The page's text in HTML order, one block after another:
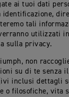
ai tuoi dati
identificazione,
tali
utilizzati
sulla privacy.
non
su di te senza
inclusi dettagli
o filosofiche, vita